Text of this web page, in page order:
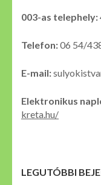
003-as telephely:
Telefon:06 54/
E-mail:
Elektronikus
kreta.hu/
LEGUTÓBBI